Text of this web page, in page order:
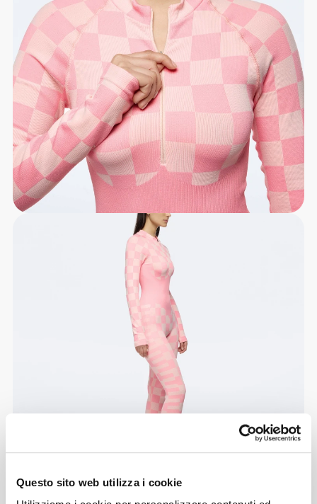
Questo sito web utilizza i cookie